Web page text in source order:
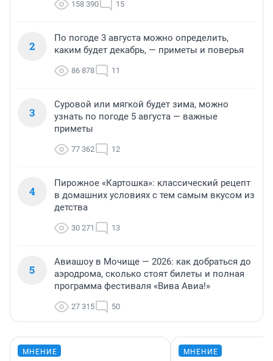
158 390 15
2
По погоде 3 августа можно определить,
каким будет декабрь, — приметы и поверья
86 878 11
3
Суровой или мягкой будет зима, можно
узнать по погоде 5 августа — важные
приметы
77 362 12
4
Пирожное «Картошка»: классический рецепт
в домашних условиях с тем самым вкусом из
детства
30 271 13
5
Авиашоу в Мочище — 2026: как добраться до
аэродрома, сколько стоят билеты и полная
программа фестиваля «Вива Авиа!»
27 315 50
МНЕНИЕ МНЕНИЕ